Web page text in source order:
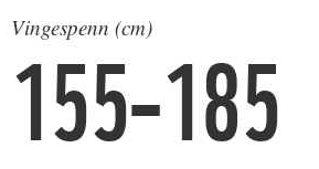
Vingespenn (cm)
155–185